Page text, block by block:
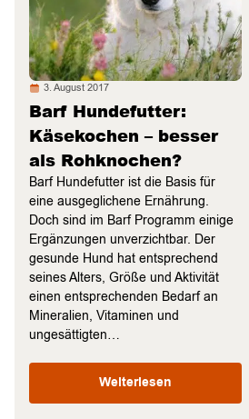
3. August 2017
Barf Hundefutter:
Käsekochen – besser
als Rohknochen?
Barf Hundefutter ist die Basis für
eine ausgeglichene Ernährung.
Doch sind im Barf Programm einige
Ergänzungen unverzichtbar. Der
gesunde Hund hat entsprechend
seines Alters, Größe und Aktivität
einen entsprechenden Bedarf an
Mineralien, Vitaminen und
ungesättigten…
Weiterlesen